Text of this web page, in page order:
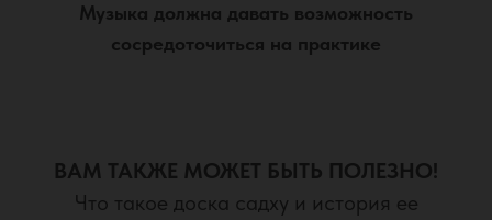
Музыка должна давать возможность
сосредоточиться на практике
ВАМ ТАКЖЕ МОЖЕТ БЫТЬ ПОЛЕЗНО!
Что такое доска садху и история ее